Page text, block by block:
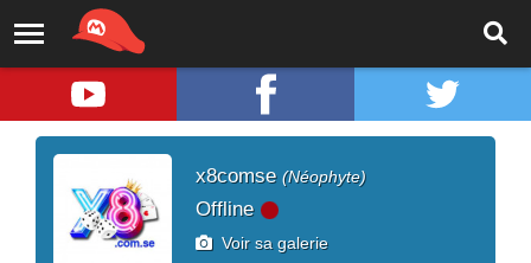
x8comse (Néophyte)
Offline
Voir sa galerie